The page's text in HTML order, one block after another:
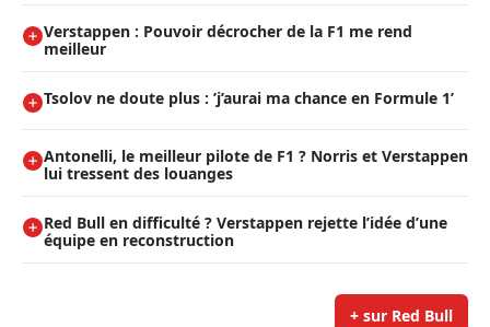
Verstappen : Pouvoir décrocher de la F1 me rend
meilleur
Tsolov ne doute plus : ’j’aurai ma chance en Formule 1’
Antonelli, le meilleur pilote de F1 ? Norris et Verstappen
lui tressent des louanges
Red Bull en difficulté ? Verstappen rejette l’idée d’une
équipe en reconstruction
+ sur Red Bull